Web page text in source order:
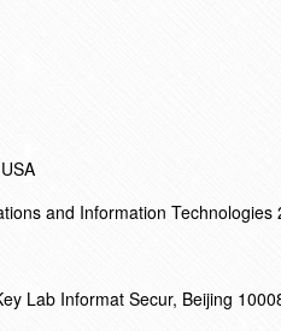
and Information
Lab Informat Secur, Beijing